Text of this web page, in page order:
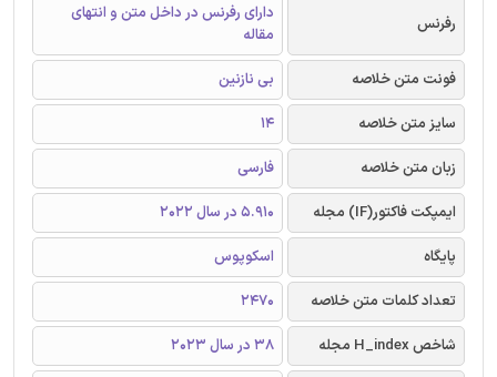
رفرنس
دارای رفرنس در داخل متن و انتهای
مقاله
فونت متن خلاصه
بی نازنین
سایز متن خلاصه
14
زبان متن خلاصه
فارسی
ایمپکت فاکتور(IF) مجله
5.910 در سال 2022
پایگاه
اسکوپوس
تعداد کلمات متن خلاصه
2470
شاخص H_index مجله
38 در سال 2023